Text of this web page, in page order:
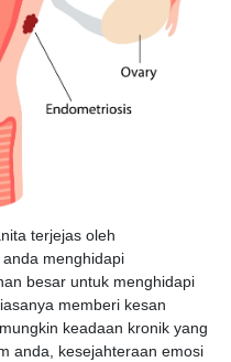
terjejas oleh
menghidapi
besar untuk menghidapi
memberi kesan
keadaan kronik yang
anda, kesejahteraan emosi